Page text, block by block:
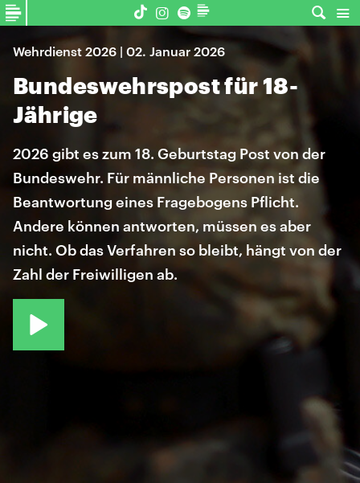
Wehrdienst 2026 | 02. Januar 2026
Bundeswehrspost für 18-
Jährige
2026 gibt es zum 18. Geburtstag Post von der
Bundeswehr. Für männliche Personen ist die
Beantwortung eines Fragebogens Pflicht.
Andere können antworten, müssen es aber
nicht. Ob das Verfahren so bleibt, hängt von der
Zahl der Freiwilligen ab.